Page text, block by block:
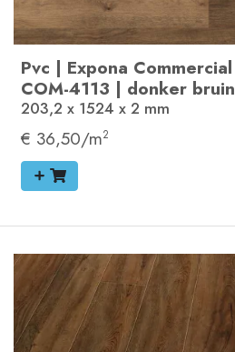
Pvc | Expona Commercial
COM-4113 | donker bruin
203,2 x 1524 x 2 mm
€ 36,50/m2